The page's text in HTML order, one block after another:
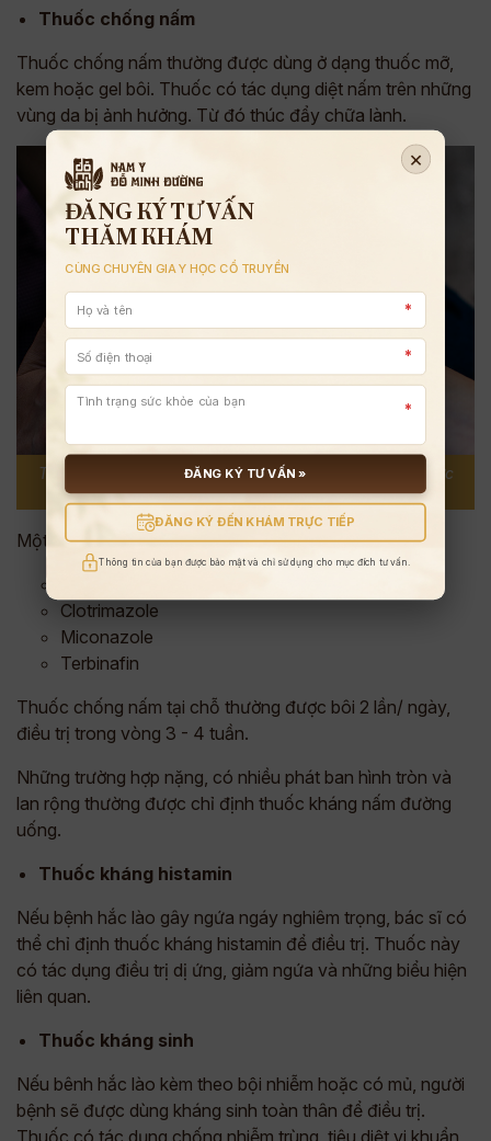
Thuốc chống nấm
Thuốc chống nấm thường được dùng ở dạng thuốc mỡ,
kem hoặc gel bôi. Thuốc có tác dụng diệt nấm trên những
vùng da bị ảnh hưởng. Từ đó thúc đẩy chữa lành.
Thuốc chống nấm tại chỗ như Ketoconazole thường được
dùng để chữa các triệu chứng của hắc lào
Một số loại thường được sử dụng gồm:
Clotrimazole
Miconazole
Terbinafin
Thuốc chống nấm tại chỗ thường được bôi 2 lần/ ngày,
điều trị trong vòng 3 - 4 tuần.
Những trường hợp nặng, có nhiều phát ban hình tròn và
lan rộng thường được chỉ định thuốc kháng nấm đường
uống.
Thuốc kháng histamin
Nếu bệnh hắc lào gây ngứa ngáy nghiêm trọng, bác sĩ có
thể chỉ định thuốc kháng histamin để điều trị. Thuốc này
có tác dụng điều trị dị ứng, giảm ngứa và những biểu hiện
liên quan.
Thuốc kháng sinh
Nếu bênh hắc lào kèm theo bội nhiễm hoặc có mủ, người
bệnh sẽ được dùng kháng sinh toàn thân để điều trị.
×
ĐĂNG KÝ TƯ VẤN
THĂM KHÁM
CÙNG CHUYÊN GIA Y HỌC CỔ TRUYỀN
*
*
*
ĐĂNG KÝ TƯ VẤN »
ĐĂNG KÝ ĐẾN KHÁM TRỰC TIẾP
Thông tin của bạn được bảo mật và chỉ sử dụng cho mục đích tư vấn.